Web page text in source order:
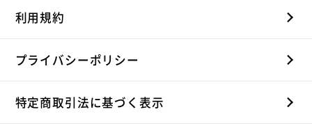
利用規約
プライバシーポリシー
特定商取引法に基づく表示